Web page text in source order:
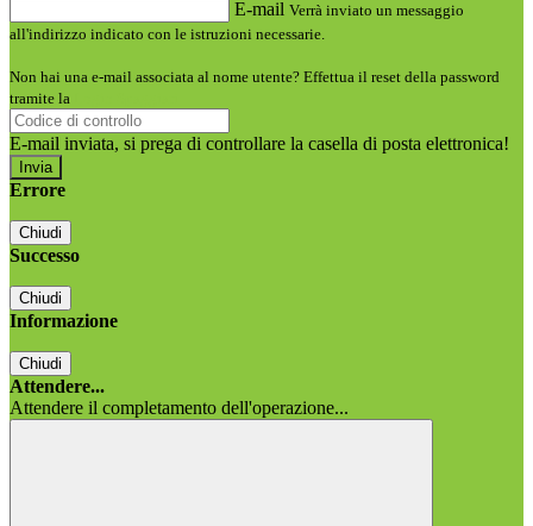
E-mail Verrà inviato un messaggio
all'indirizzo indicato con le istruzioni necessarie.
Non hai una e-mail associata al nome utente? Effettua il reset della password
tramite la
E-mail inviata, si prega di controllare la casella di posta elettronica!
Errore
Chiudi
Successo
Chiudi
Informazione
Chiudi
Attendere...
Attendere il completamento dell'operazione...